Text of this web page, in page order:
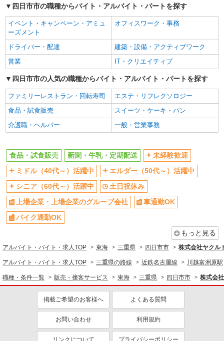
車通勤OK
扶養内勤務OK
四日市市の職種からバイト・アルバイト・パートを探す
イベント・キャンペーン・アミュ
ーズメント
オフィスワーク・事務
ドライバー・配達
建築・設備・アクティブワーク
営業
IT・クリエイティブ
四日市市の人気の職種からバイト・アルバイト・パートを探す
ファミリーレストラン・回転寿司
エステ・リフレクソロジー
食品・試食販売
スイーツ・ケーキ・パン
介護職・ヘルパー
一般・営業事務
食品・試食販売 新聞・牛乳・定期配送
未経験歓迎
ミドル（40代～）活躍中
エルダー（50代～）活躍中
シニア（60代～）活躍中
土日祝休み
上場企業・上場企業のグループ会社
車通勤OK
バイク通勤OK
もっと見る
アルバイト・バイト・求人TOP 東海 三重県 四日市市 株式会社ヤクル
アルバイト・バイト・求人TOP 三重県の路線 近鉄名古屋線 川越富洲原駅
職種・条件一覧 販売・接客サービス 東海 三重県 四日市市 株式会
掲載ご希望のお客様へ よくある質問
お問い合わせ 利用規約
リンクについて プライバシーポリシー